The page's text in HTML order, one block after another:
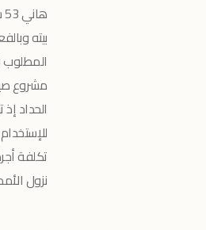
بيته
مشروع
الحداد
تكلفة
نزول